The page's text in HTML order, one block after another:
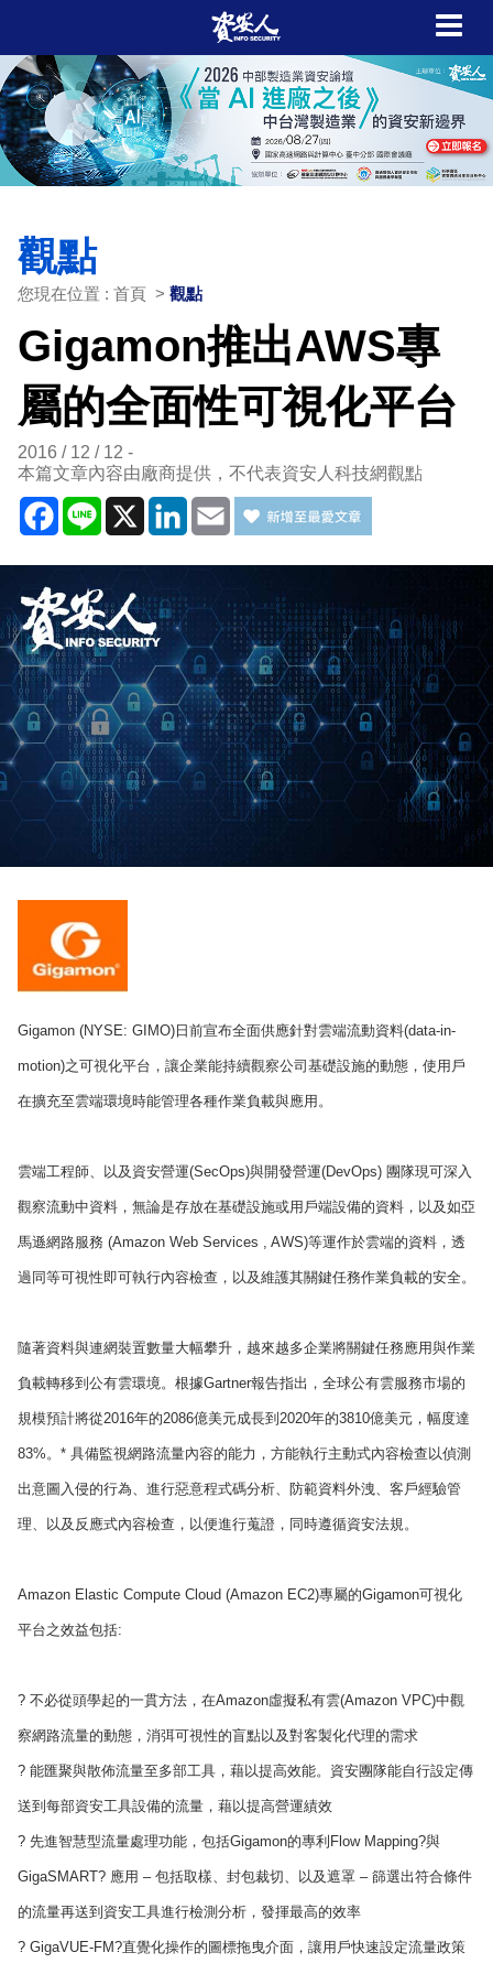
觀點
您現在位置 : 首頁 > 觀點
Gigamon推出AWS專
屬的全面性可視化平台
2016 / 12 / 12
本篇文章內容由廠商提供，不代表資安人科技網觀點
Facebook
Line X LinkedIn
Email
Gigamon (NYSE: GIMO)日前宣布全面供應針對雲端流動資料(data-in-
motion)之可視化平台，讓企業能持續觀察公司基礎設施的動態，使用戶
在擴充至雲端環境時能管理各種作業負載與應用。
雲端工程師、以及資安營運(SecOps)與開發營運(DevOps) 團隊現可深入
觀察流動中資料，無論是存放在基礎設施或用戶端設備的資料，以及如亞
馬遜網路服務 (Amazon Web Services , AWS)等運作於雲端的資料，透
過同等可視性即可執行內容檢查，以及維護其關鍵任務作業負載的安全。
隨著資料與連網裝置數量大幅攀升，越來越多企業將關鍵任務應用與作業
負載轉移到公有雲環境。根據Gartner報告指出，全球公有雲服務市場的
規模預計將從2016年的2086億美元成長到2020年的3810億美元，幅度達
83%。* 具備監視網路流量內容的能力，方能執行主動式內容檢查以偵測
出意圖入侵的行為、進行惡意程式碼分析、防範資料外洩、客戶經驗管
理、以及反應式內容檢查，以便進行蒐證，同時遵循資安法規。
Amazon Elastic Compute Cloud (Amazon EC2)專屬的Gigamon可視化
平台之效益包括:
? 不必從頭學起的一貫方法，在Amazon虛擬私有雲(Amazon VPC)中觀
察網路流量的動態，消弭可視性的盲點以及對客製化代理的需求
? 能匯聚與散佈流量至多部工具，藉以提高效能。資安團隊能自行設定傳
送到每部資安工具設備的流量，藉以提高營運績效
? 先進智慧型流量處理功能，包括Gigamon的專利Flow Mapping?與
GigaSMART? 應用 – 包括取樣、封包裁切、以及遮罩 – 篩選出符合條件
的流量再送到資安工具進行檢測分析，發揮最高的效率
? GigaVUE-FM?直覺化操作的圖標拖曳介面，讓用戶快速設定流量政策